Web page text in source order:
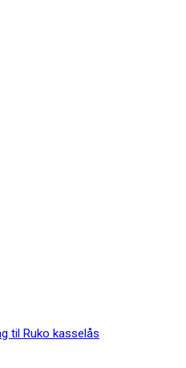
til Ruko kasselås